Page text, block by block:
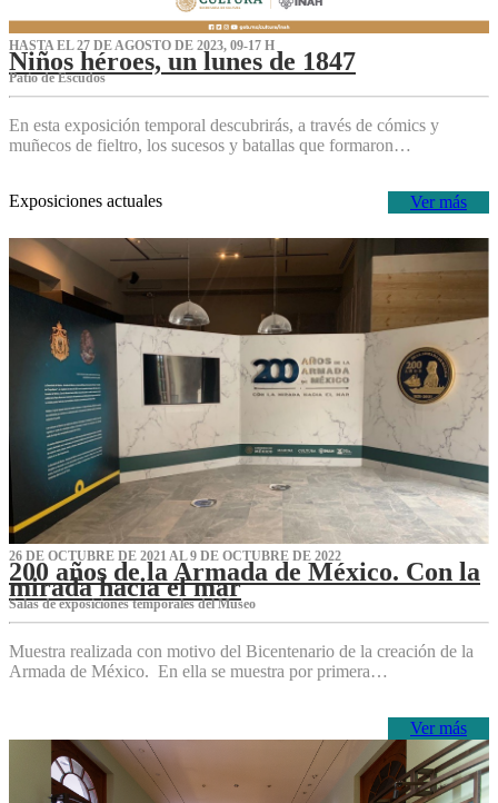
HASTA EL 27 DE AGOSTO DE 2023, 09-17 H
Niños héroes, un lunes de 1847
Patio de Escudos
En esta exposición temporal descubrirás, a través de cómics y
muñecos de fieltro, los sucesos y batallas que formaron…
Ver más
Exposiciones actuales
26 DE OCTUBRE DE 2021 AL 9 DE OCTUBRE DE 2022
200 años de la Armada de México. Con la
mirada hacia el mar
Salas de exposiciones temporales del Museo‌
Muestra realizada con motivo del Bicentenario de la creación de la
Armada de México. En ella se muestra por primera…
Ver más